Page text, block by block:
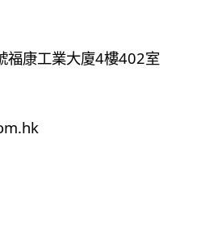
福康工業大廈4樓402室